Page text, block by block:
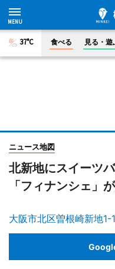
37°C 食べる 見る・遊
ニュース地図
北新地にスイーツ
「フィナンシェ」
大阪市北区曽根崎新地1-